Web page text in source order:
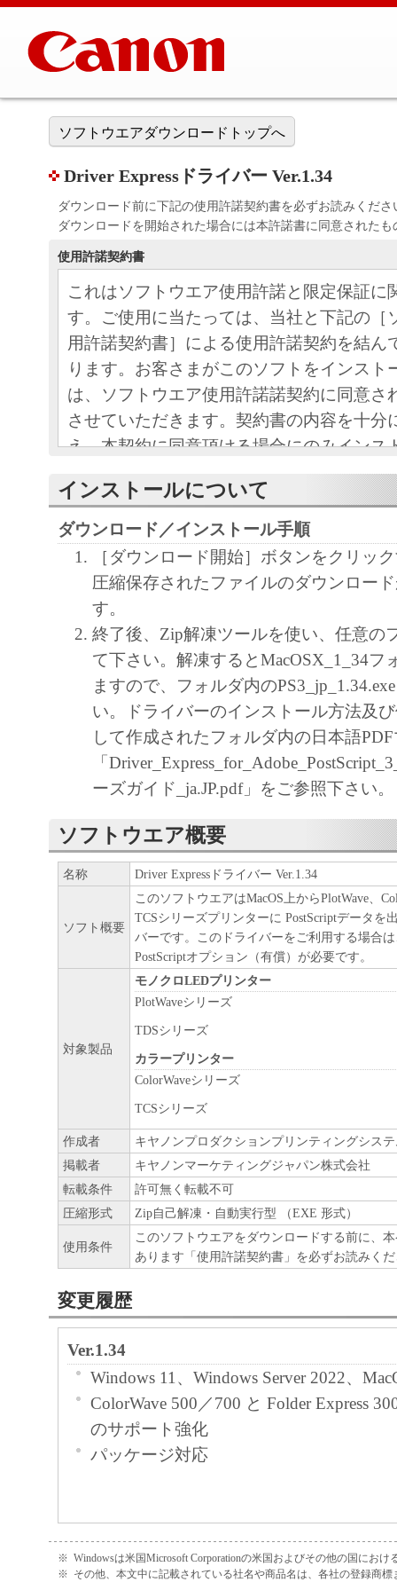
ソフトウエアダウンロードトップへ
Driver Expressドライバー Ver.1.34
ダウンロード前に下記の使用許諾契約書を必ずお読みくださ
ダウンロードを開始された場合には本許諾書に同意された
使用許諾契約書
これはソフトウエア使用許諾と限定保証に
す。ご使用に当たっては、当社と下記の［
用許諾契約書］による使用許諾契約を結ん
ります。お客さまがこのソフトをインスト
は、ソフトウエア使用許諾諾契約に同意さ
させていただきます。契約書の内容を十分
え、本契約に同意頂ける場合にのみインス
下さい。 ご使用条件をご承諾いただけな
ストールせずに、速やかに本製品及びその
ュータの一時メモリあるいはハードディス
下さい。
ソフトウエア使用許諾契約書
この契約書はキヤノンプロダクションプリ
テムズ株式会社（以下、甲といいます。）
トウエアの使用について、使用頂くお客さ
いいます。）に対して、下記条項に基づき
独占の使用権を許諾する条件を定めたもの
第1条（定義）
ソフトウエア製品といいます。）とは、
供された圧縮ファイルに含まれるコンピ
ム、ドキュメント及びその他全てのファ
甲が指定する特定のサービスを通じて提
のある本ソフトウエア製品の改良版を含
「使用」とは本ソフトウエア製品をコン
装置又はメモリーに搭載し、またはCPU
「インストール」とは、本ソフトウエア
ィスクドライブ又は 同類の保管装置に
コピーすることを指します。
第2条（知的財産権および所有権）
甲およびCanon Production Printing
リジナル若しくはコピーの形態又は媒体
ソフトウエア製品を記録する媒体、およ
された全ての本ソフトウエア製品のコピ
甲およびCanon Production Printing
に対し本ソフトウエア製品に対するいか
しません。
第3条（使用許諾条件）
乙は本ソフトウエア製品の全部又は一部
乙は、本ソフトウエア製品を日本国内に
できます。
乙は本ソフトウエア製品を、キヤノンプ
インストールについて
ダウンロード／インストール手順
［ダウンロード開始］ボタンをクリッ
圧縮保存されたファイルのダウンロー
す。
終了後、Zip解凍ツールを使い、任意の
て下さい。解凍するとMacOSX_1_34フ
ますので、フォルダ内の
い。ドライバーのインストール方法及
して作成されたフォルダ内の日本語
「
ーズガイド_ja.JP.pdf」をご参照下さい。
ソフトウエア概要
名称 Driver Expressドライバー Ver.1.34
ソフト概要
このソフトウエアはMacOS上からPlotWave、
TCSシリーズプリンターに PostScriptデータを
バーです。このドライバーをご利用する場合
PostScriptオプション（有償）が必要です。
対象製品
モノクロLEDプリンター
PlotWaveシリーズ
TDSシリーズ
カラープリンター
ColorWaveシリーズ
TCSシリーズ
作成者
キヤノンプロダクションプリンティングシス
掲載者
キヤノンマーケティングジャパン株式会社
転載条件
許可無く転載不可
圧縮形式
Zip自己解凍・自動実行型 （EXE 形式）
使用条件
このソフトウエアをダウンロードする前に、
あります「使用許諾契約書」を必ずお読みく
変更履歴
Ver.1.34
Windows 11、Windows Server 2022、
ColorWave 500／700 と Folder Express
のサポート強化
パッケージ対応
※ Windowsは米国Microsoft Corporationの米国およびその他の国におけ
※ その他、本文中に記載されている社名や商品名は、各社の登録商標